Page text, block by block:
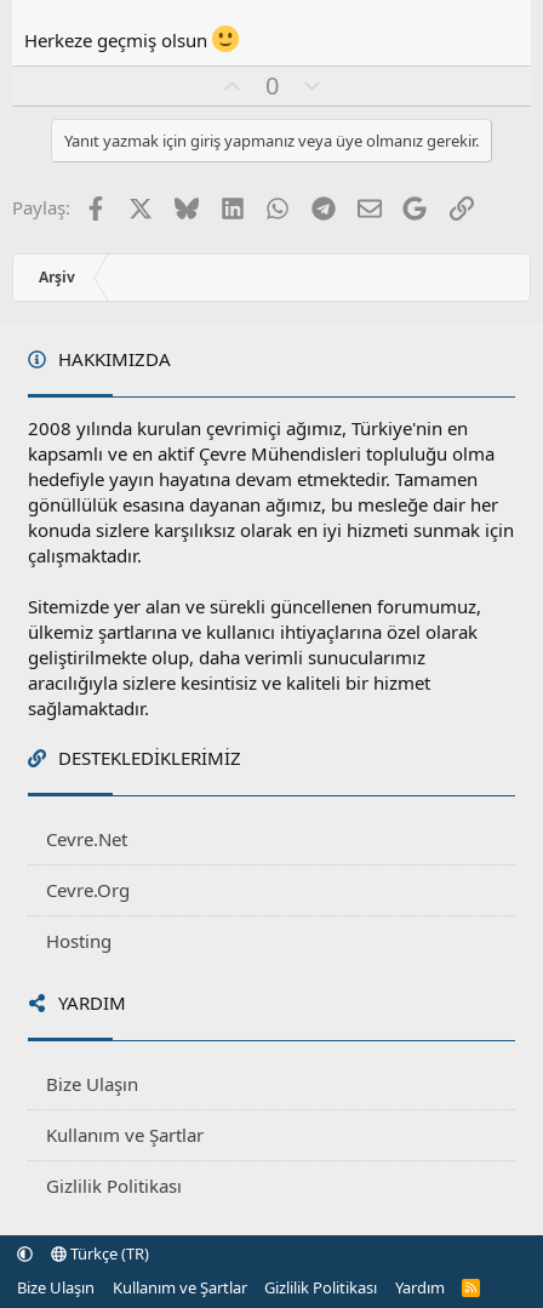
Herkeze geçmiş olsun
y
l
a
0
l
u
m
u
z
o
l
Yanıt yazmak için giriş yapmanız veya üye olmanız gerekir.
Paylaş: Facebook BlueskyLinkedInWhatsApp
Telegram
E-postaGoogleLink
Arşiv
HAKKIMIZDA
2008 yılında kurulan çevrimiçi ağımız, Türkiye'nin en
kapsamlı ve en aktif Çevre Mühendisleri topluluğu olma
hedefiyle yayın hayatına devam etmektedir. Tamamen
gönüllülük esasına dayanan ağımız, bu mesleğe dair her
konuda sizlere karşılıksız olarak en iyi hizmeti sunmak için
çalışmaktadır.
Sitemizde yer alan ve sürekli güncellenen forumumuz,
ülkemiz şartlarına ve kullanıcı ihtiyaçlarına özel olarak
geliştirilmekte olup, daha verimli sunucularımız
aracılığıyla sizlere kesintisiz ve kaliteli bir hizmet
sağlamaktadır.
DESTEKLEDIKLERIMIZ
Cevre.Net
Cevre.Org
Hosting
YARDIM
Bize Ulaşın
Kullanım ve Şartlar
Gizlilik Politikası
Türkçe (TR)
Bize Ulaşın
Kullanım ve Şartlar Gizlilik Politikası Yardım
R